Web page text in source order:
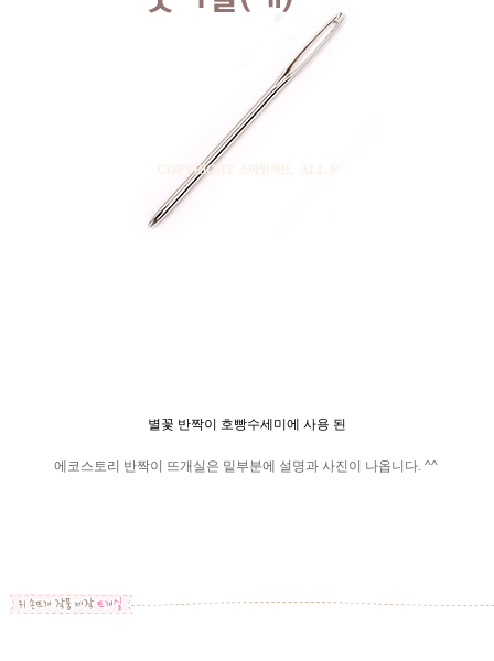
별꽃 반짝이 호빵수세미에 사용 된
에코스토리 반짝이 뜨개실은 밑부분에 설명과 사진이 나옵니다. ^^